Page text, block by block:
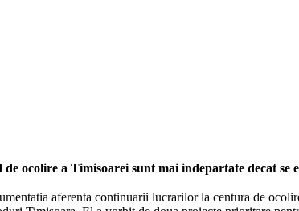
de ocolire a Timisoarei sunt mai indepartate decat
aferenta continuarii lucrarilor la centura de